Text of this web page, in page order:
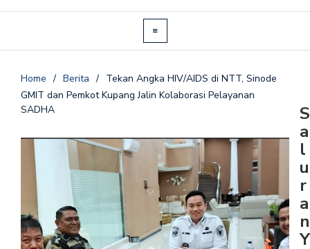
Home / Berita / Tekan Angka HIV/AIDS di NTT, Sinode
GMIT dan Pemkot Kupang Jalin Kolaborasi Pelayanan
SADHA
S
a
l
u
r
a
n
Y